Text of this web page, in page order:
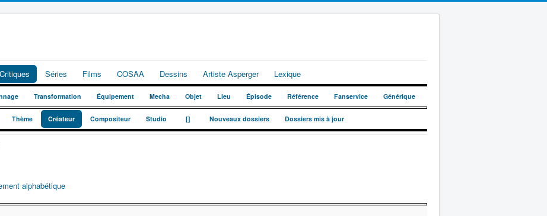
Séries Films COSAA Dessins Artiste Asperger Lexique
Transformation Équipement Mecha Objet Lieu Épisode Référence Fanservice Générique
Thème Créateur Compositeur Studio [] Nouveaux dossiers Dossiers mis à jour
alphabétique